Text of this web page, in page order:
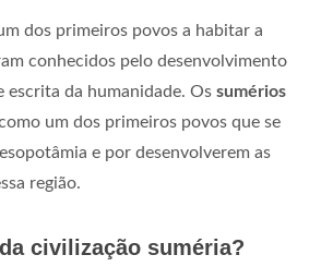
dos primeiros povos a habitar a
conhecidos pelo desenvolvimento
escrita da humanidade. Os sumérios
um dos primeiros povos que se
e por desenvolverem as
região.
civilização suméria?